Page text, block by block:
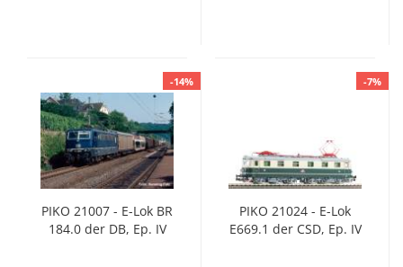
-14%
PIKO 21007 - E-Lok BR
184.0 der DB, Ep. IV
-7%
PIKO 21024 - E-Lok
E669.1 der CSD, Ep. IV